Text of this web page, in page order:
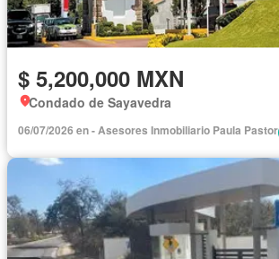
$ 5,200,000 MXN
Condado de Sayavedra
06/07/2026 en - Asesores Inmobiliario Paula Pastor